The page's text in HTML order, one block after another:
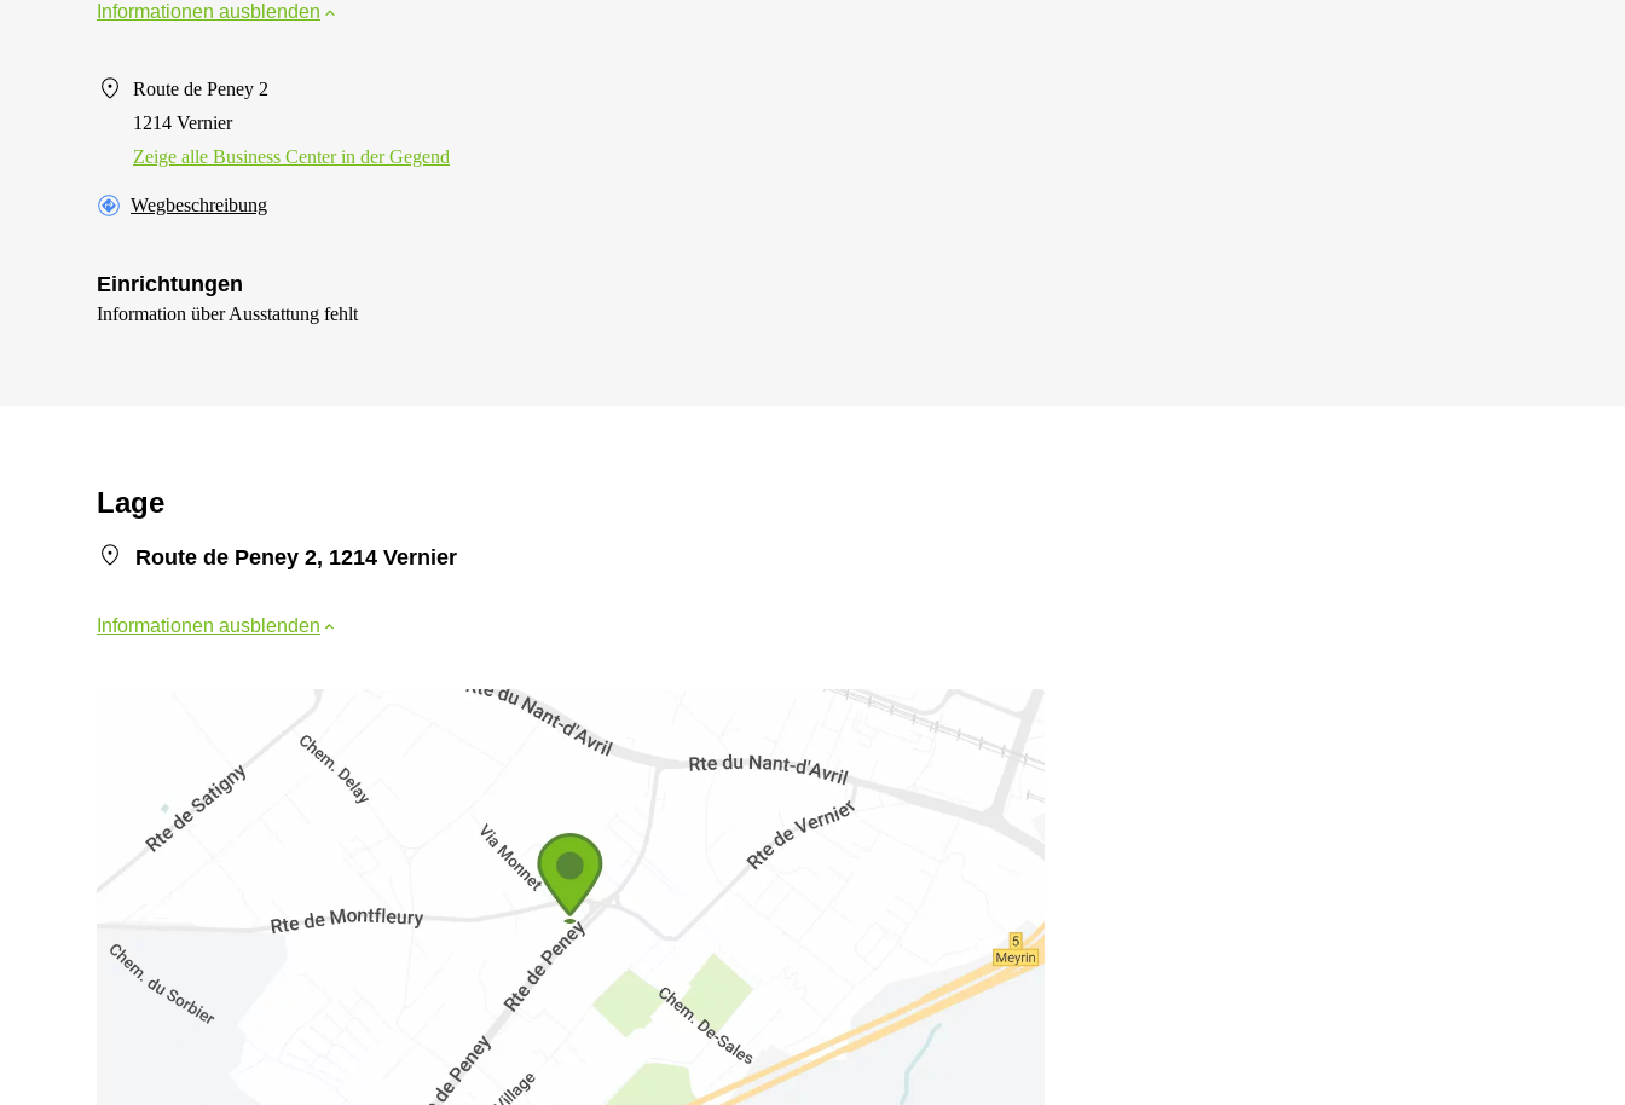
Informationen ausblenden
Route de Peney 2
1214 Vernier
Zeige alle Business Center in der Gegend
Wegbeschreibung
Einrichtungen
Information über Ausstattung fehlt
Lage
Route de Peney 2, 1214 Vernier
Informationen ausblenden